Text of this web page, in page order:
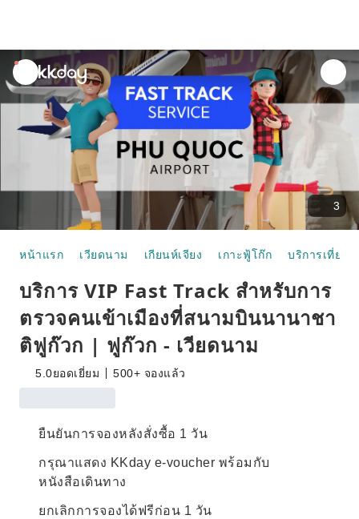
unread
notifications
3
หน้าแรก เวียดนาม เกียนห์เจียง เกาะฟู้โก๊ก บริการเที่ยว
บริการ VIP Fast Track สำหรับการ
ตรวจคนเข้าเมืองที่สนามบินนานาชา
ติฟูก๊วก | ฟูก๊วก - เวียดนาม
5.0ยอดเยี่ยม 500+ จองแล้ว
ยืนยันการจองหลังสั่งซื้อ 1 วัน
กรุณาแสดง KKday e-voucher พร้อมกับ
หนังสือเดินทาง
ยกเลิกการจองได้ฟรีก่อน 1 วัน